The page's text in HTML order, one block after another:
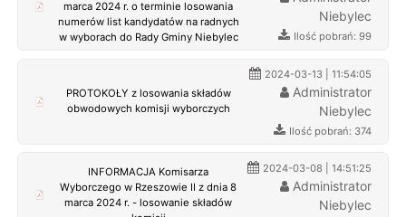
marca 2024 r. o terminie losowania
numerów list kandydatów na radnych
w wyborach do Rady Gminy Niebylec
Niebylec
Ilość pobrań: 99
PROTOKOŁY z losowania składów
obwodowych komisji wyborczych
2024-03-13 | 11:54:05
Administrator
Niebylec
Ilość pobrań: 374
INFORMACJA Komisarza
Wyborczego w Rzeszowie II z dnia 8
marca 2024 r. - losowanie składów
2024-03-08 | 14:51:25
Administrator
Niebylec